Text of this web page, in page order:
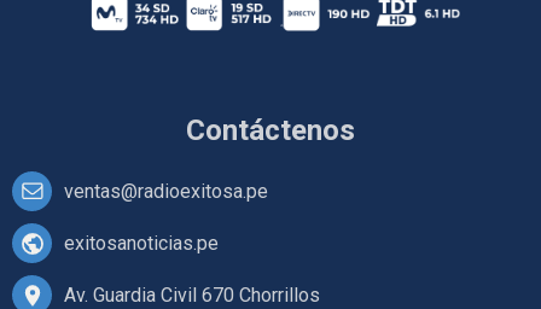
Contáctenos
ventas@radioexitosa.pe
exitosanoticias.pe
Av. Guardia Civil 670 Chorrillos